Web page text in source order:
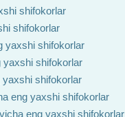
shifokorlar
shifokorlar
yaxshi shifokorlar
yaxshi shifokorlar
yaxshi shifokorlar
eng yaxshi shifokorlar
eng yaxshi shifokorlar